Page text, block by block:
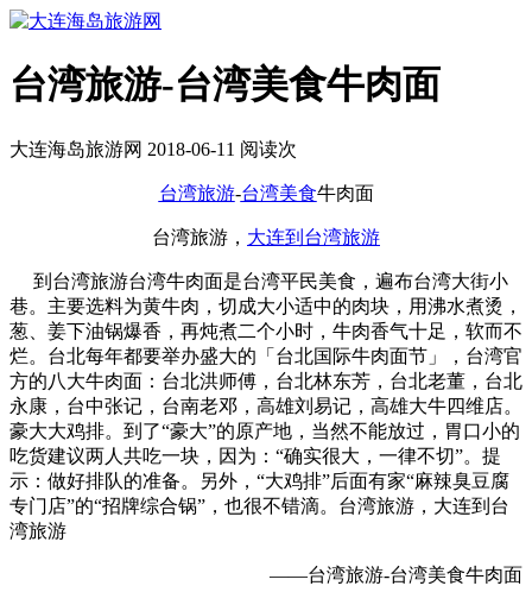
台湾旅游-台湾美食牛肉面
大连海岛旅游网 2018-06-11 阅读次
台湾旅游-台湾美食牛肉面
台湾旅游， 大连到台湾旅游
到台湾旅游台湾牛肉面是台湾平民美食，遍布台湾大街小
巷。主要选料为黄牛肉，切成大小适中的肉块，用沸水煮烫，
葱、姜下油锅爆香，再炖煮二个小时，牛肉香气十足，软而不
烂。台北每年都要举办盛大的「台北国际牛肉面节」，台湾官
方的八大牛肉面：台北洪师傅，台北林东芳，台北老董，台北
永康，台中张记，台南老邓，高雄刘易记，高雄大牛四维店。
豪大大鸡排。到了“豪大”的原产地，当然不能放过，胃口小的
吃货建议两人共吃一块，因为：“确实很大，一律不切”。提
示：做好排队的准备。另外，“大鸡排”后面有家“麻辣臭豆腐
专门店”的“招牌综合锅”，也很不错滴。台湾旅游，大连到台
湾旅游
——台湾旅游-台湾美食牛肉面